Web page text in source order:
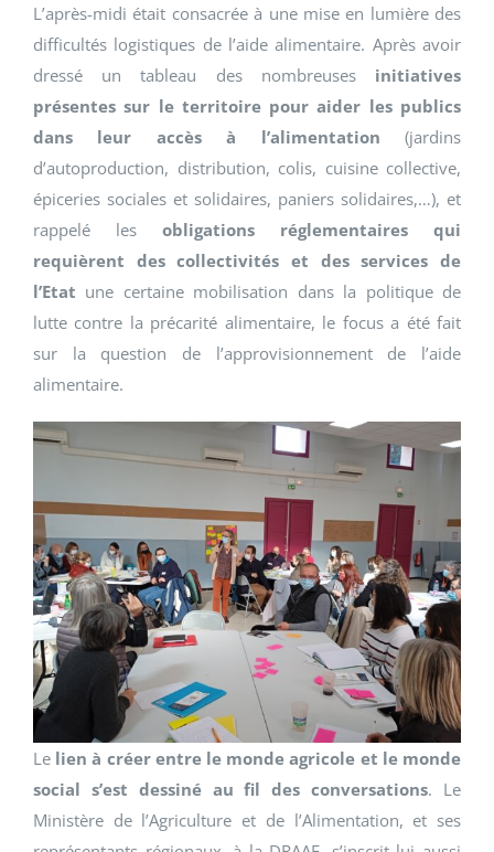
L’après-midi était consacrée à une mise en lumière des
difficultés logistiques de l’aide alimentaire. Après avoir
dressé un tableau des nombreuses initiatives
présentes sur le territoire pour aider les publics
dans leur accès à l’alimentation (jardins
d’autoproduction, distribution, colis, cuisine collective,
épiceries sociales et solidaires, paniers solidaires,…), et
rappelé les obligations réglementaires qui
requièrent des collectivités et des services de
l’Etat une certaine mobilisation dans la politique de
lutte contre la précarité alimentaire, le focus a été fait
sur la question de l’approvisionnement de l’aide
alimentaire.
Le lien à créer entre le monde agricole et le monde
social s’est dessiné au fil des conversations. Le
Ministère de l’Agriculture et de l’Alimentation, et ses